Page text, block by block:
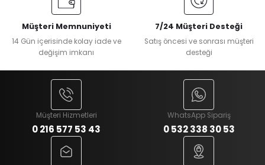
Müşteri Memnuniyeti
14 Gün içerisinde kolay iade ve
değişim imkanı
7/24 Müşteri Desteği
Satış öncesi ve sonrası müşteri
desteği
Müşteri Hizmetleri
0 216 577 53 43
WhatsApp Sipariş
0 532 338 30 53